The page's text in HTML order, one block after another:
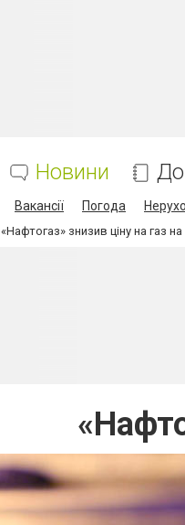
Новини
Вакансії Погода
«Нафтогаз» знизив ціну на газ на